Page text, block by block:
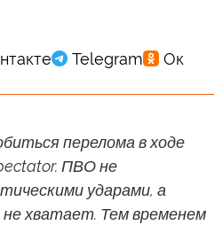
перелома в ходе
ПВО не
ударами, а
не хватает. Тем временем